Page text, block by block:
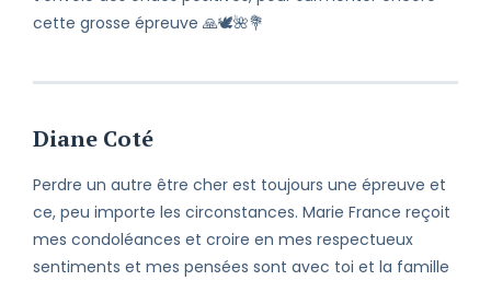
séparent, je vous prie de bien vouloir
accepter mes sincères condoléances
compter sur moi. À très bientôt.
Perdre un être cher est toujours une
épreuve et ce, peu importe les
circonstances. Veuillez recevoir mes
condoléances et croire en mes
respectueux sentiments.
cette grosse épreuve 🙏🕊🌺💐
Diane Coté
Perdre un autre être cher est toujours une épreuve et
ce, peu importe les circonstances. Marie France reçoit
mes condoléances et croire en mes respectueux
sentiments et mes pensées sont avec toi et la famille